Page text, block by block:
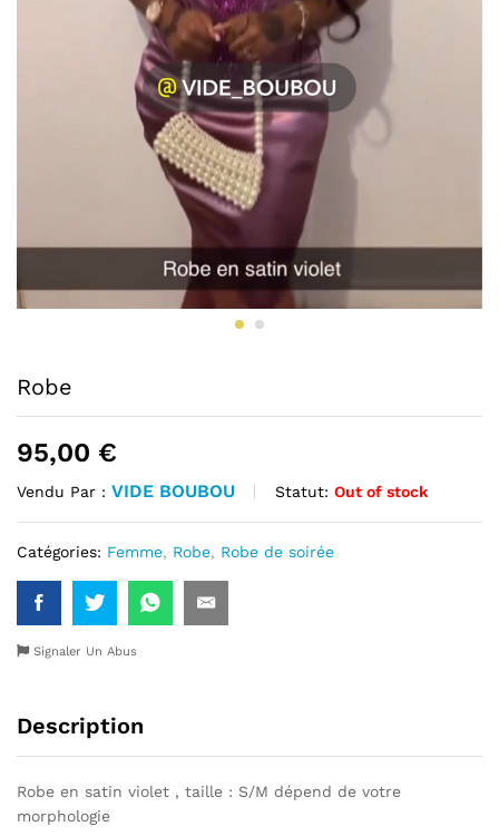
Robe
95,00 €
Vendu Par : VIDE BOUBOU Statut: Out of stock
Catégories: Femme, Robe, Robe de soirée
Signaler Un Abus
Description
Robe en satin violet , taille : S/M dépend de votre
morphologie